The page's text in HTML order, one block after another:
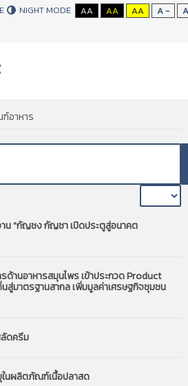
NIGHT MODE AA AA AA A - A
อาหาร
าน "กัญชง กัญชา เปิดประตูสู่อนาคต
ด้านอาหารสมุนไพร เข้าประกวด Product
มาตรฐานสากล เพิ่มมูลค่าเศรษฐกิจชุมชน
ดครีม
ในผลิตภัณฑ์เนื้อปลาสด